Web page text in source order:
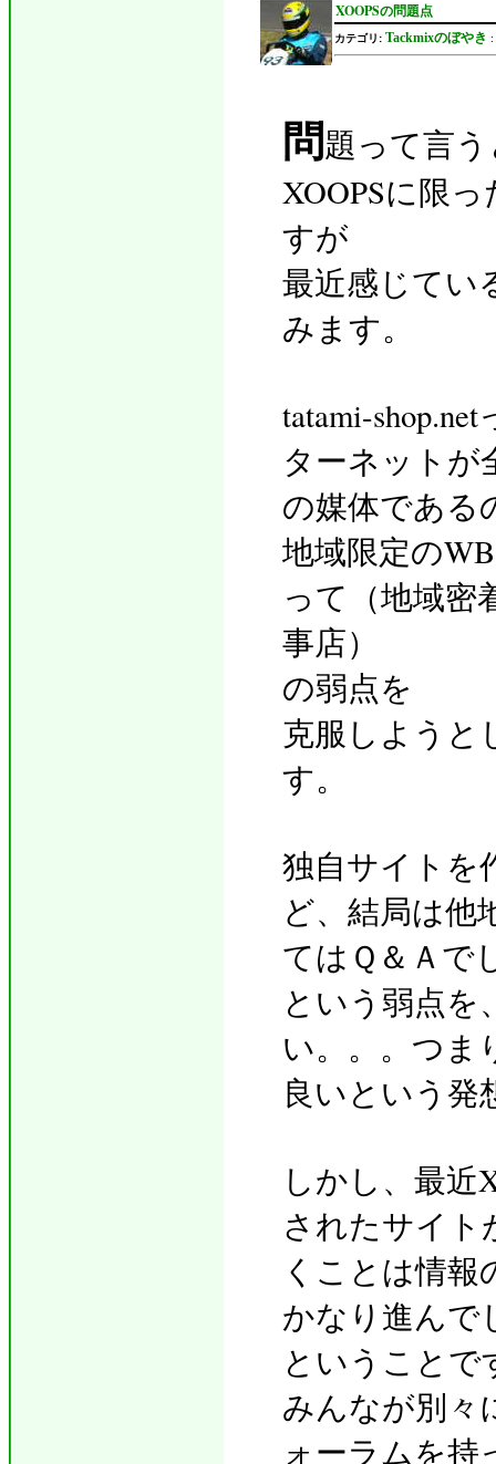
XOOPSの問題点
カテゴリ: Tackmixのぼやき :
問題って言
XOOPSに限
すが
最近感じてい
みます。
tatami-
ターネットが
の媒体である
地域限定の
って（地域密
事店）
の弱点を
克服しようと
す。
独自サイトを
ど、結局は他
てはＱ＆Ａで
という弱点を
い。。。つま
良いという発
しかし、最近
されたサイト
くことは情報
かなり進んで
ということで
みんなが別々
ォーラムを持